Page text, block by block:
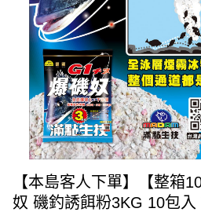
【本島客人下單】【整箱